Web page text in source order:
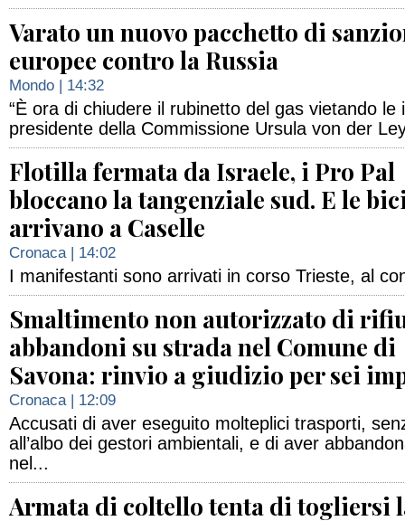
Varato un nuovo pacchetto di
europee contro la Russia
Mondo | 14:32
“È ora di chiudere il rubinetto del gas vietando le
presidente della Commissione Ursula von der
Flotilla fermata da Israele, i Pro Pal
bloccano la tangenziale sud. E le
arrivano a Caselle
Cronaca| 14:02
I manifestanti sono arrivati in corso Trieste, al
Smaltimento non autorizzato di
abbandoni su strada nel Comune di
Savona: rinvio a giudizio per sei
Cronaca| 12:09
Accusati di aver eseguito molteplici trasporti,
all’albo dei gestori ambientali, e di aver
nel...
Armata di coltello tenta di togliersi